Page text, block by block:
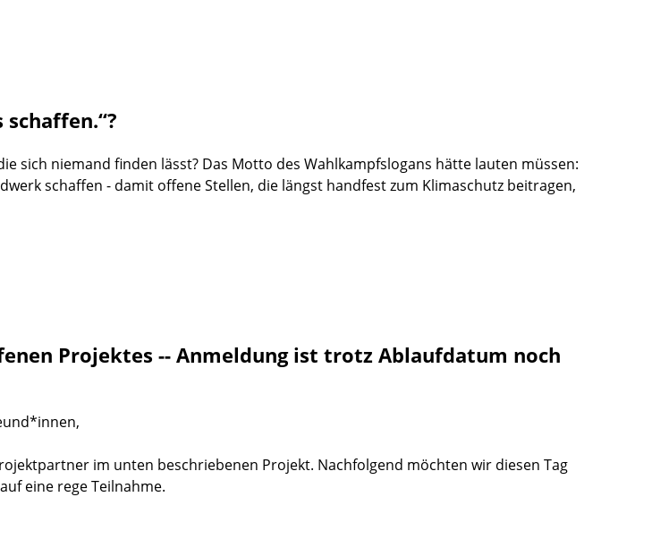
schaffen.“?
sich niemand finden lässt? Das Motto des Wahlkampfslogans hätte lauten müssen:
schaffen - damit offene Stellen, die längst handfest zum Klimaschutz beitragen,
Projektes -- Anmeldung ist trotz Ablaufdatum noch
im unten beschriebenen Projekt. Nachfolgend möchten wir diesen Tag
eine rege Teilnahme.